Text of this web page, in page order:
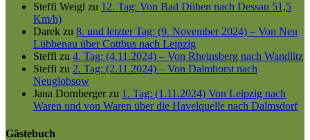
Steffi Weigl zu 12. Tag: Von Bad Düben nach Dessau 51,5
Km/h)
Darek zu 8. und letzter Tag: (9. November 2024) – Von Neu
Lübbenau über Cottbus nach Leipzig
Steffi zu 4. Tag: (4.11.2024) – Von Rheinsberg nach Wandlitz
Steffi zu 2. Tag: (2.11.2024) – Von Dalmhorst nach
Neuglobsow
Jana Dornbergerzu 1. Tag: (1.11.2024) Von Leipzig nach
Waren und von Waren über die Havelquelle nach Dalmsdorf
Gästebuch